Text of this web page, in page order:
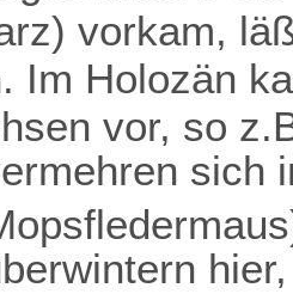
vorkam,
Im Holozän
vor, so
sich
hier,